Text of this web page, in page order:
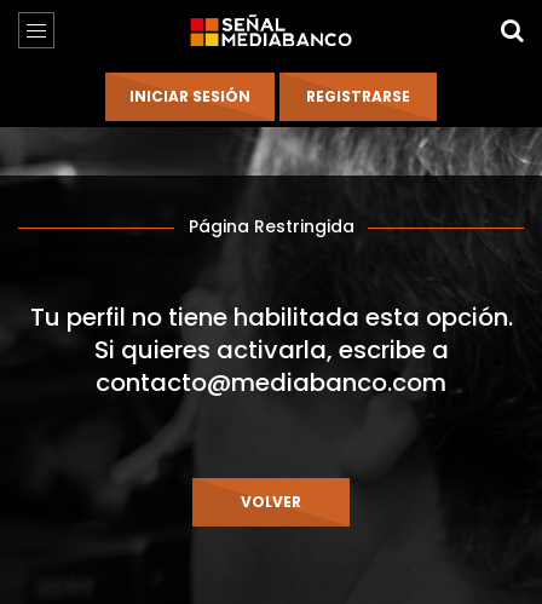
Página Restringida
Tu perfil no tiene habilitada esta opción.
Si quieres activarla, escribe a
contacto@mediabanco.com